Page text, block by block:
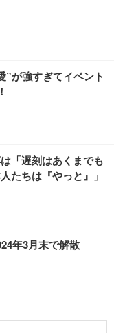
”が強すぎてイベント
「遅刻はあくまでも
たちは『やっと』」
年3月末で解散